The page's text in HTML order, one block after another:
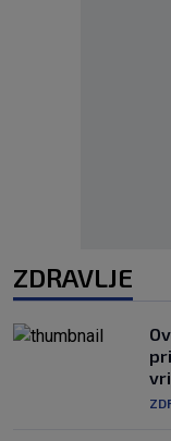
ZDRAVLJE